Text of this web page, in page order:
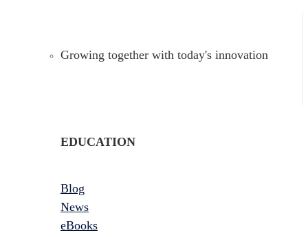
Growing together with today's innovation
EDUCATION
Blog
News
eBooks